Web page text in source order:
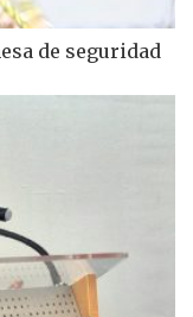
de seguridad